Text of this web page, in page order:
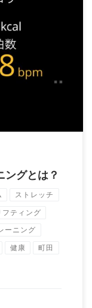
ズが可能です。
ングとは？
ストレッチ
フティング
ーニング
健康 町田